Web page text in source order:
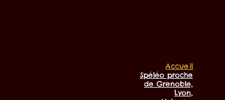
Accueil
Spéléo proche
de Grenoble,
Lyon,